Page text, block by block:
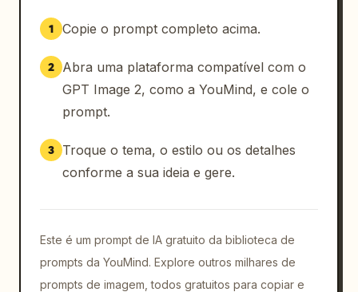
1 Copie o prompt completo acima.
2
Abra uma plataforma compatível com o
GPT Image 2, como a YouMind, e cole o
prompt.
3
Troque o tema, o estilo ou os detalhes
conforme a sua ideia e gere.
Este é um prompt de IA gratuito da biblioteca de
prompts da YouMind. Explore outros milhares de
prompts de imagem, todos gratuitos para copiar e